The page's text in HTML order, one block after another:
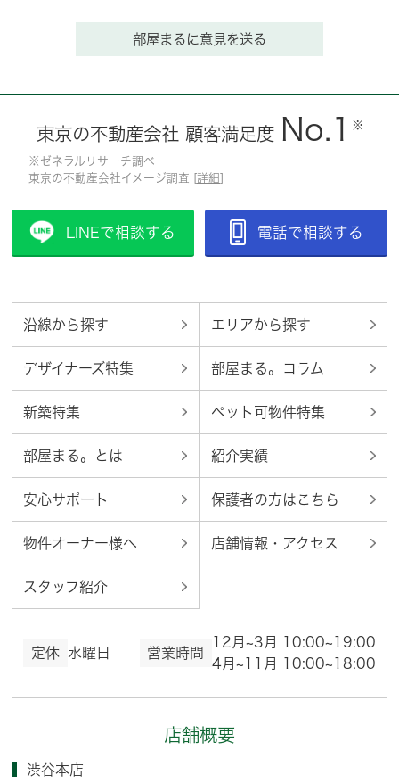
部屋まるに意見を送る
東京の不動産会社 顧客満足度 No.1 ※
※ゼネラルリサーチ調べ
東京の不動産会社イメージ調査 [詳細]
LINEで相談する 電話で相談する
沿線から探す エリアから探す
デザイナーズ特集 部屋まる。コラム
新築特集 ペット可物件特集
部屋まる。とは 紹介実績
安心サポート 保護者の方はこちら
物件オーナー様へ 店舗情報・アクセス
スタッフ紹介
定休 水曜日 営業時間
12月~3月 10:00~19:00
4月~11月 10:00~18:00
店舗概要
渋谷本店